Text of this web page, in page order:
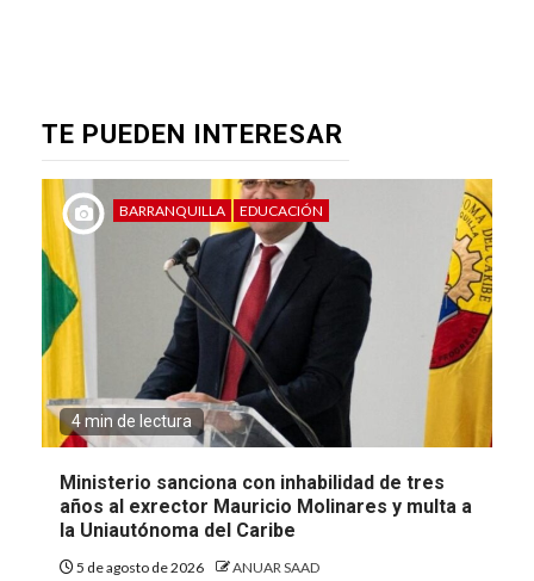
TE PUEDEN INTERESAR
BARRANQUILLA EDUCACIÓN
4 min de lectura
Ministerio sanciona con inhabilidad de tres
años al exrector Mauricio Molinares y multa a
la Uniautónoma del Caribe
5 de agosto de 2026 ANUAR SAAD